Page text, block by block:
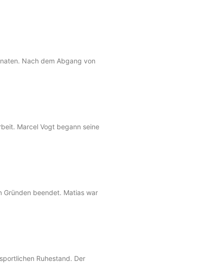
Nach dem Abgang von
Marcel Vogt begann seine
Gründen beendet. Matias war
Ruhestand. Der